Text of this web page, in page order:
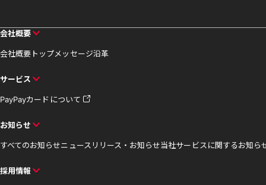
会社概要
会社概要 トップメッセージ沿革
サービス
PayPayカードについて
お知らせ
すべてのお知らせニュースリリース・お知らせ当社サービスに関するお知ら
採用情報